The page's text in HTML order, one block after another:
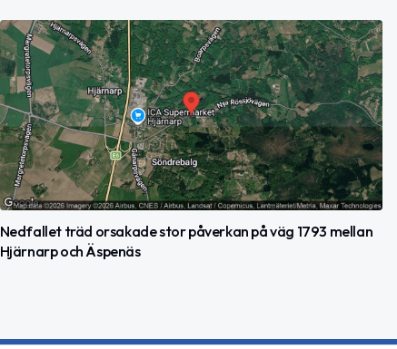
Nedfallet träd orsakade stor påverkan på väg 1793 mellan
Hjärnarp och Äspenäs